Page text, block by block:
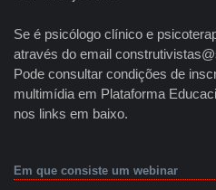
Se é psicólogo clínico e
através do email
Pode consultar condições de
multimídia em Plataforma
nos links em baixo.
Em que consiste um webinar